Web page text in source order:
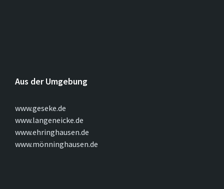
Aus der Umgebung
www.geseke.de
www.langeneicke.de
www.ehringhausen.de
www.mönninghausen.de